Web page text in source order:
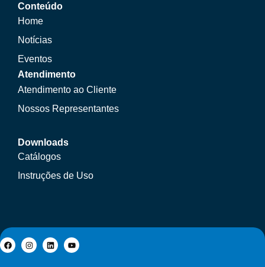
Conteúdo
Home
Notícias
Eventos
Atendimento
Atendimento ao Cliente
Nossos Representantes
Downloads
Catálogos
Instruções de Uso